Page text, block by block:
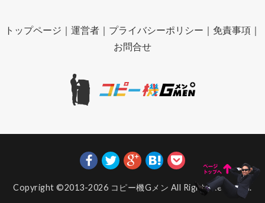
トップページ ｜ 運営者 ｜ プライバシーポリシー ｜ 免責事項 ｜
お問合せ
Copyright ©2013-2026 コピー機Gメン All Rights Reserved.